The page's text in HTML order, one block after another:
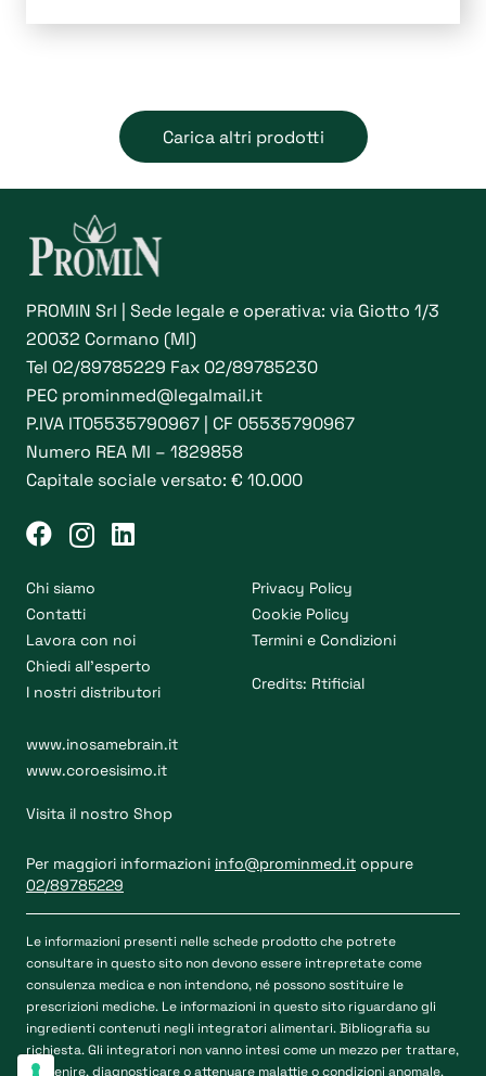
possono
prodotto
Carica altri prodotti
PROMIN Srl | Sede legale e operativa: via Giotto 1/3
20032 Cormano (MI)
Tel 02/89785229 Fax 02/89785230
PEC prominmed@legalmail.it
P.IVA IT05535790967 | CF 05535790967
Numero REA MI – 1829858
Capitale sociale versato: € 10.000
Chi siamo
Contatti
Lavora con noi
Chiedi all’esperto
I nostri distributori
Privacy Policy
Cookie Policy
Termini e Condizioni
Credits: Rtificial
www.inosamebrain.it
www.coroesisimo.it
Visita il nostro Shop
Per maggiori informazioni info@prominmed.it oppure
02/89785229
Le informazioni presenti nelle schede prodotto che potrete
consultare in questo sito non devono essere intrepretate come
consulenza medica e non intendono, né possono sostituire le
prescrizioni mediche. Le informazioni in questo sito riguardano gli
ingredienti contenuti negli integratori alimentari. Bibliografia su
richiesta. Gli integratori non vanno intesi come un mezzo per trattare,
prevenire, diagnosticare o attenuare malattie o condizioni anomale.